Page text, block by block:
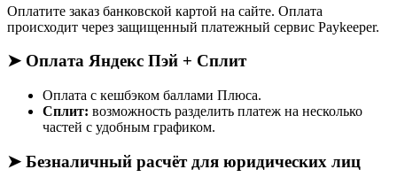
Оплатите заказ банковской картой на сайте. Оплата
происходит через защищенный платежный сервис Paykeeper.
➤ Оплата Яндекс Пэй + Сплит
Оплата с кешбэком баллами Плюса.
Сплит: возможность разделить платеж на несколько
частей с удобным графиком.
➤ Безналичный расчёт для юридических лиц